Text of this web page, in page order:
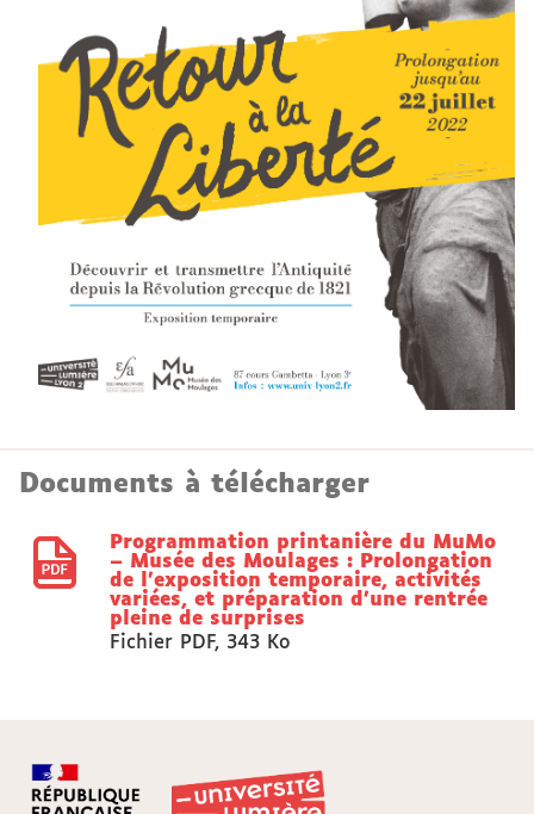
Documents à télécharger
Programmation printanière du MuMo
– Musée des Moulages : Prolongation
de l’exposition temporaire, activités
variées, et préparation d’une rentrée
pleine de surprises
Fichier PDF, 343 Ko